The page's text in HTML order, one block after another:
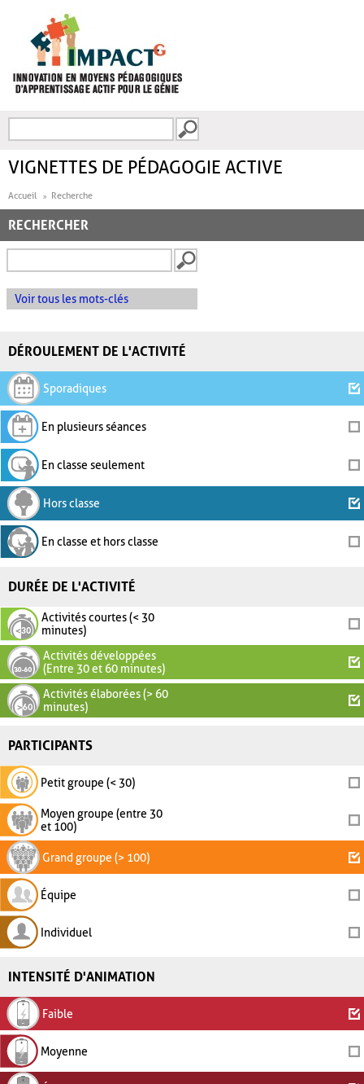
FORMULAIRE DE
VIGNETTES DE PÉDAGOGIE ACTIVE
Accueil Recherche
RECHERCHER
Voir tous les mots-clés
DÉROULEMENT DE L'ACTIVITÉ
Sporadiques
En plusieurs séances
En classe seulement
Hors classe
En classe et hors classe
DURÉE DE L'ACTIVITÉ
Activités courtes (< 30
minutes)
Activités développées
(Entre 30 et 60 minutes)
Activités élaborées (> 60
minutes)
PARTICIPANTS
Petit groupe (< 30)
Moyen groupe (entre 30
et 100)
Grand groupe (> 100)
Équipe
Individuel
INTENSITÉ D'ANIMATION
Faible
Moyenne